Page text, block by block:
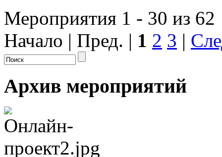
Мероприятия 1 - 30 из 62
Начало | Пред. | 1 2 3 |
Архив мероприятий